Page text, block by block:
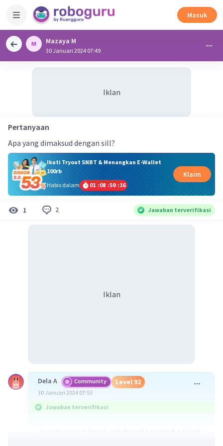
Masuk
Mazaya M
30 Januari 2024 07:49
Iklan
Pertanyaan
Apa yang dimaksud dengan sill?
Ikuti Tryout SNBT & Menangkan E-Wallet
100rb
Habis dalam
01 :08 :59 :16
Klaim
1 2 Jawaban terverifikasi
Iklan
Dela A Community Level 92
30 Januari 2024 07:53
Jawaban terverifikasi